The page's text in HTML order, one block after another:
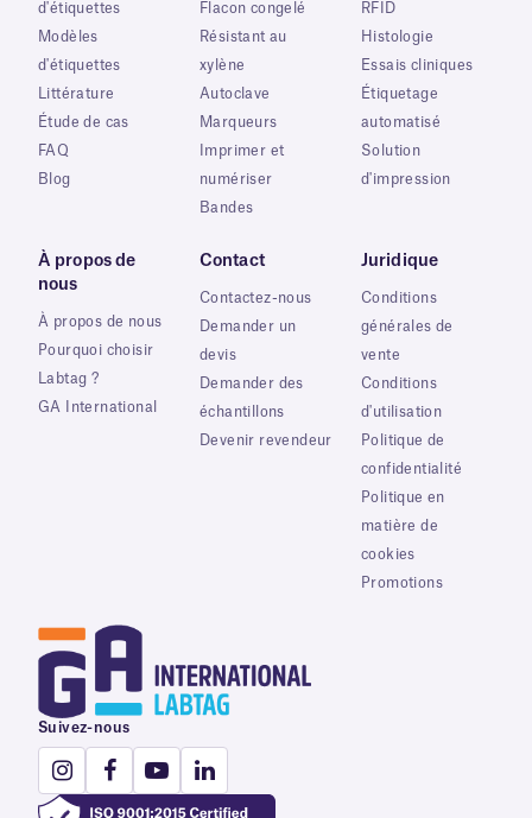
d'étiquettes
Modèles
d'étiquettes
Littérature
Étude de cas
FAQ
Blog
Flacon congelé
Résistant au
xylène
Autoclave
Marqueurs
Imprimer et
numériser
Bandes
RFID
Histologie
Essais cliniques
Étiquetage
automatisé
Solution
d'impression
À propos de
nous
À propos de nous
Pourquoi choisir
Labtag ?
GA International
Contact
Contactez-nous
Demander un
devis
Demander des
échantillons
Devenir revendeur
Juridique
Conditions
générales de
vente
Conditions
d'utilisation
Politique de
confidentialité
Politique en
matière de
cookies
Promotions
Suivez-nous